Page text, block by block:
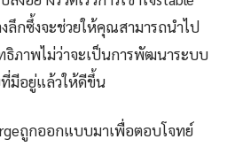
ลึกซึ้งจะช่วยให้คุณสามารถนำไป
ธิภาพไม่ว่าจะเป็นการพัฒนาระบบ
มีอยู่แล้วให้ดีขึ้น
ถูกออกแบบมาเพื่อตอบโจทย์